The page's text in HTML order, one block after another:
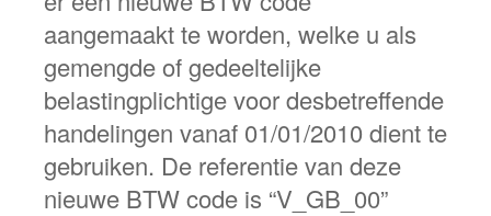
aangemaakt te worden, welke u als
gemengde of gedeeltelijke
belastingplichtige voor desbetreffende
handelingen vanaf 01/01/2010 dient te
gebruiken. De referentie van deze
nieuwe BTW code is “V_GB_00”